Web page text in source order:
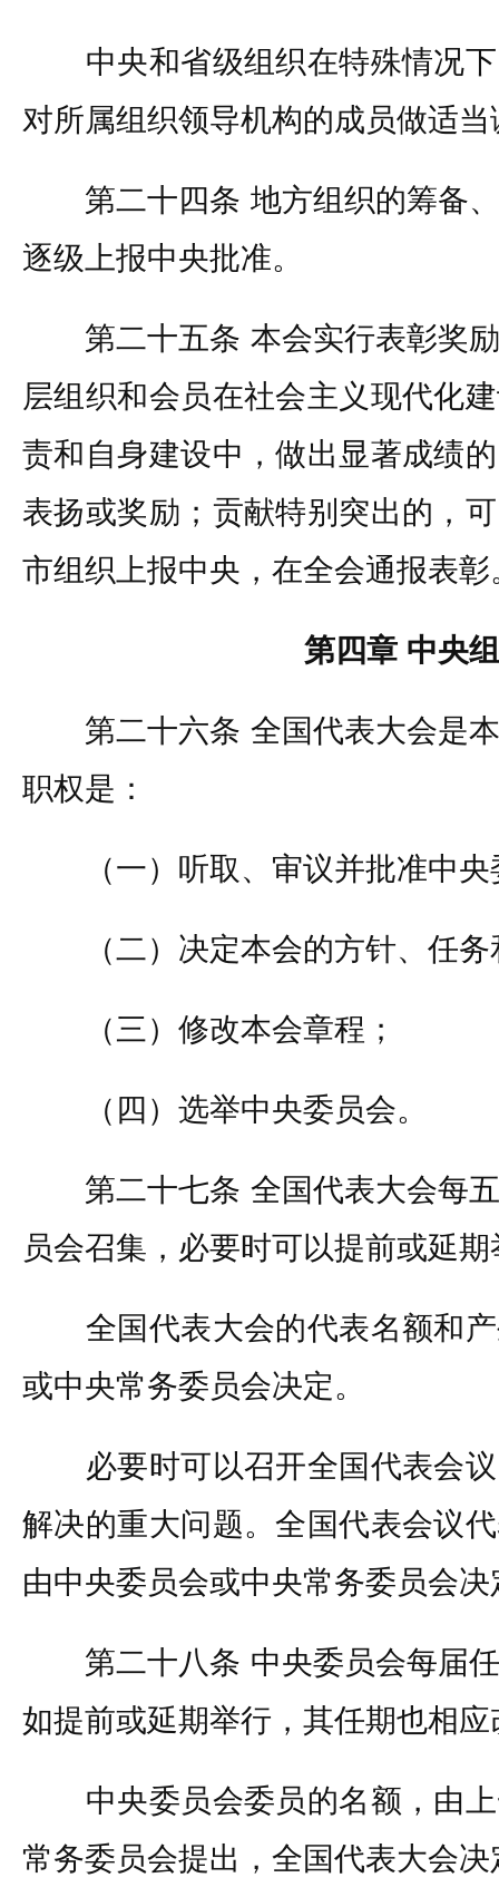
中央和省级组织在特殊情况下
对所属组织领导机构的成员做适当
第二十四条 地方组织的筹备、
逐级上报中央批准。
第二十五条 本会实行表彰奖励
层组织和会员在社会主义现代化
责和自身建设中，做出显著成绩
表扬或奖励；贡献特别突出的，
市组织上报中央，在全会通报表彰
第四章 中央
第二十六条 全国代表大会是本
职权是：
（一）听取、审议并批准中央
（二）决定本会的方针、任务
（三）修改本会章程；
（四）选举中央委员会。
第二十七条 全国代表大会每五
员会召集，必要时可以提前或延
全国代表大会的代表名额和产
或中央常务委员会决定。
必要时可以召开全国代表会议
解决的重大问题。全国代表会议
由中央委员会或中央常务委员会决
第二十八条 中央委员会每届任
如提前或延期举行，其任期也相应
中央委员会委员的名额，由上
常务委员会提出，全国代表大会决